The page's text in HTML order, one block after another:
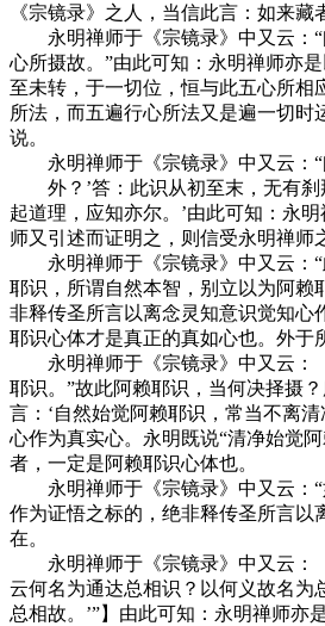
《宗镜录》之人，当信此言：如来藏
永明禅师于《宗镜录》中又云：“
心所摄故。”由此可知：永明禅师亦
至未转，于一切位，恒与此五心所相
所法，而五遍行心所法又是遍一切
说。
永明禅师于《宗镜录》中又云：“
外？’答：此识从初至末，无有刹
起道理，应知亦尔。’由此可知：永
师又引述而证明之，则信受永明禅师
永明禅师于《宗镜录》中又云：“
耶识，所谓自然本智，别立以为阿赖
非释传圣所言以离念灵知意识觉知心
耶识心体才是真正的真如心也。外于
永明禅师于《宗镜录》中又云：【
耶识。”故此阿赖耶识，当何决择摄
言：‘自然始觉阿赖耶识，常当不离
心作为真实心。永明既说“清净始觉
者，一定是阿赖耶识心体也。
永明禅师于《宗镜录》中又云：“
作为证悟之标的，绝非释传圣所言以
在。
永明禅师于《宗镜录》中又云：【
云何名为通达总相识？以何义故名为
总相故。’”】由此可知：永明禅师